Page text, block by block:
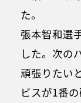
た。
張本智和選
した。次の
頑張りたい
ビスが1番